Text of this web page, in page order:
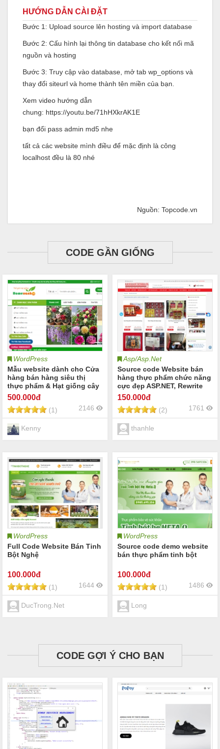
HƯỚNG DẪN CÀI ĐẶT
Bước 1: Upload source lên hosting và import database
Bước 2: Cấu hình lại thông tin database cho kết nối mã
nguồn và hosting
Bước 3: Truy cập vào database, mở tab wp_options và
thay đổi siteurl và home thành tên miền của bạn.
Xem video hướng dẫn
chung: https://youtu.be/71hHXkrAK1E
bạn đổi pass admin md5 nhe
tất cả các website mình điều để mặc định là công
localhost đều là 80 nhé
Nguồn: Topcode.vn
CODE GẦN GIỐNG
WordPress
Mẫu website dành cho Cửa
hàng bán hàng siêu thị
thực phẩm & Hạt giống cây
trồng
500.000đ
(1) 2146
Kenny
Asp/Asp.Net
Source code Website bán
hàng thực phẩm chức năng
cực đẹp ASP.NET, Rewrite
URL chuẩn SEO
150.000đ
(2) 1761
thanhle
WordPress
Full Code Website Bán Tinh
Bột Nghệ
100.000đ
(1) 1644
DucTrong.Net
WordPress
Source code demo website
bán thực phẩm tinh bột
100.000đ
(1) 1486
Long
CODE GỢI Ý CHO BẠN